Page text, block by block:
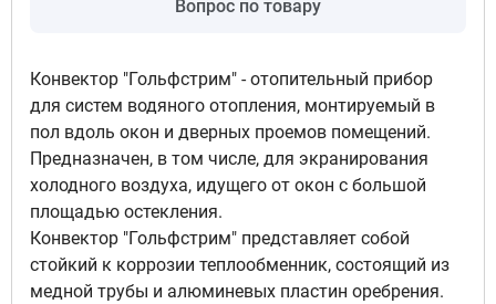
5
бронза
28 699 руб
Доступно под заказ
6
Подключение левый, Цвет
решетка полимерная с текстурой -
бук классический
Вопрос по товару
Конвектор "Гольфстрим" - отопительный прибор
для систем водяного отопления, монтируемый в
пол вдоль окон и дверных проемов помещений.
Предназначен, в том числе, для экранирования
холодного воздуха, идущего от окон с большой
площадью остекления.
Конвектор "Гольфстрим" представляет собой
стойкий к коррозии теплообменник, состоящий из
медной трубы и алюминевых пластин оребрения.